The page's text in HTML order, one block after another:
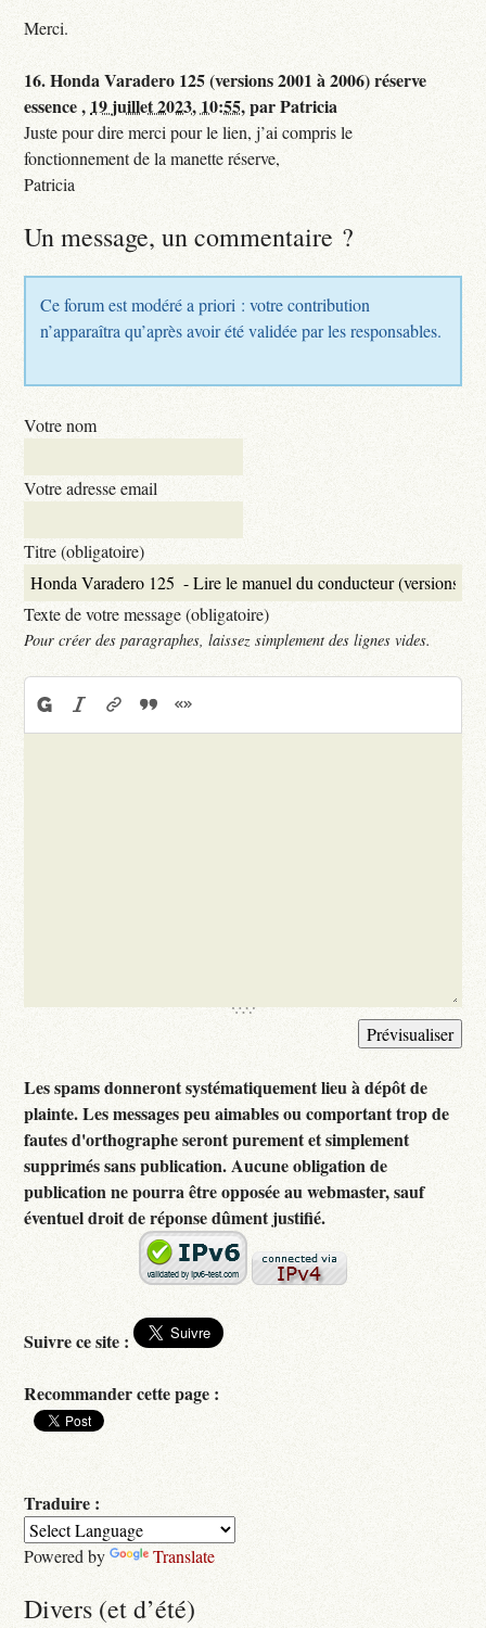
Merci.
16.Honda Varadero 125 (versions 2001 à 2006) réserve
essence , 19 juillet 2023, 10:55,parPatricia
Juste pour dire merci pour le lien, j’ai compris le
fonctionnement de la manette réserve,
Patricia
Un message, un commentaire ?
Ce forum est modéré a priori : votre contribution
n’apparaîtra qu’après avoir été validée par les responsables.
Votre nom
Votre adresse email
Titre (obligatoire)
Texte de votre message (obligatoire)
Pour créer des paragraphes, laissez simplement des lignes vides.
Les spams donneront systématiquement lieu à dépôt de
plainte. Les messages peu aimables ou comportant trop de
fautes d'orthographe seront purement et simplement
supprimés sans publication. Aucune obligation de
publication ne pourra être opposée au webmaster, sauf
éventuel droit de réponse dûment justifié.
Suivre ce site :
Recommander cette page :
Traduire :
Powered by Translate
Divers (et d’été)